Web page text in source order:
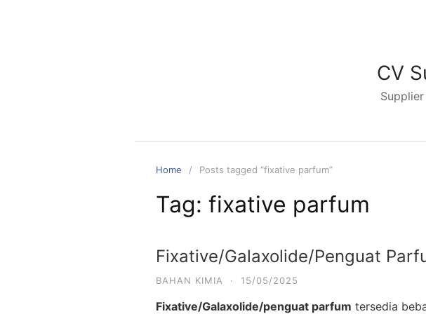
CV
Home Posts tagged “fixative parfum”
Tag: fixative parfum
Fixative/Galaxolide/Penguat
BAHAN KIMIA · 15/05/2025
Fixative/Galaxolide/penguat parfum tersedia